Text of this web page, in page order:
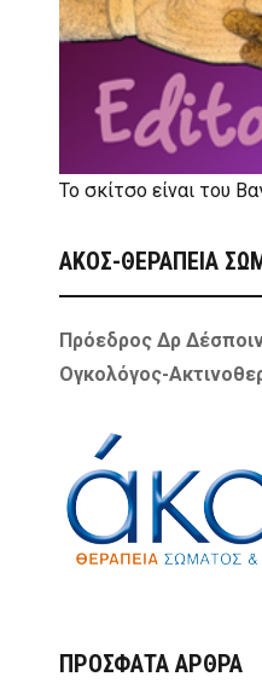
Το σκίτσο είναι του
ΑΚΟΣ-ΘΕΡΑΠΕΙΑ
Πρόεδρος Δρ
Ογκολόγος-
ΠΡΌΣΦΑΤΑ ΆΡΘΡΑ